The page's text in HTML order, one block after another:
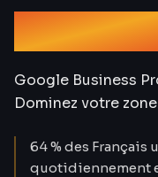
SEO
Google Business
Dominez votre
64 % des
quotidiennement